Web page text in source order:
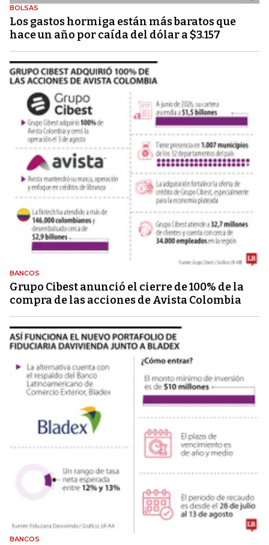
BOLSAS
Los gastos hormiga están más baratos que
hace un año por caída del dólar a $3.157
BANCOS
Grupo Cibest anunció el cierre de 100% de la
compra de las acciones de Avista Colombia
BANCOS